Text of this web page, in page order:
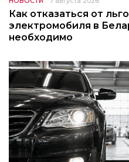
Как отказаться от
электромобиля в
необходимо